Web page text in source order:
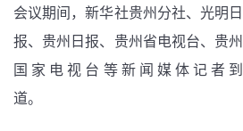
会议期间，新华社贵州分社、光明
报、贵州日报、贵州省电视台、贵
国家电视台等新闻媒体记者